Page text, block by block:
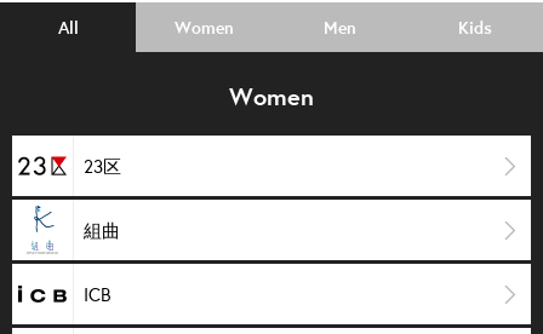
All Women Men Kids
Women
23区
組曲
ICB